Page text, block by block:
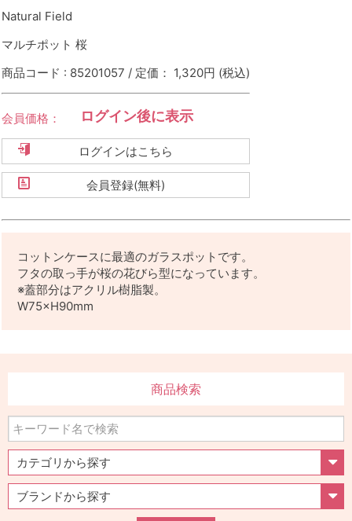
Natural Field
マルチポット 桜
商品コード : 85201057 / 定価： 1,320円 (税込)
会員価格： ログイン後に表示
ログインはこちら
会員登録(無料)
コットンケースに最適のガラスポットです。
フタの取っ手が桜の花びら型になっています。
※蓋部分はアクリル樹脂製。
W75×H90mm
商品検索